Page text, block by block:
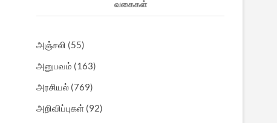
வகைகள்
அஞ்சலி (55)
அனுபவம் (163)
அரசியல் (769)
அறிவிப்புகள் (92)